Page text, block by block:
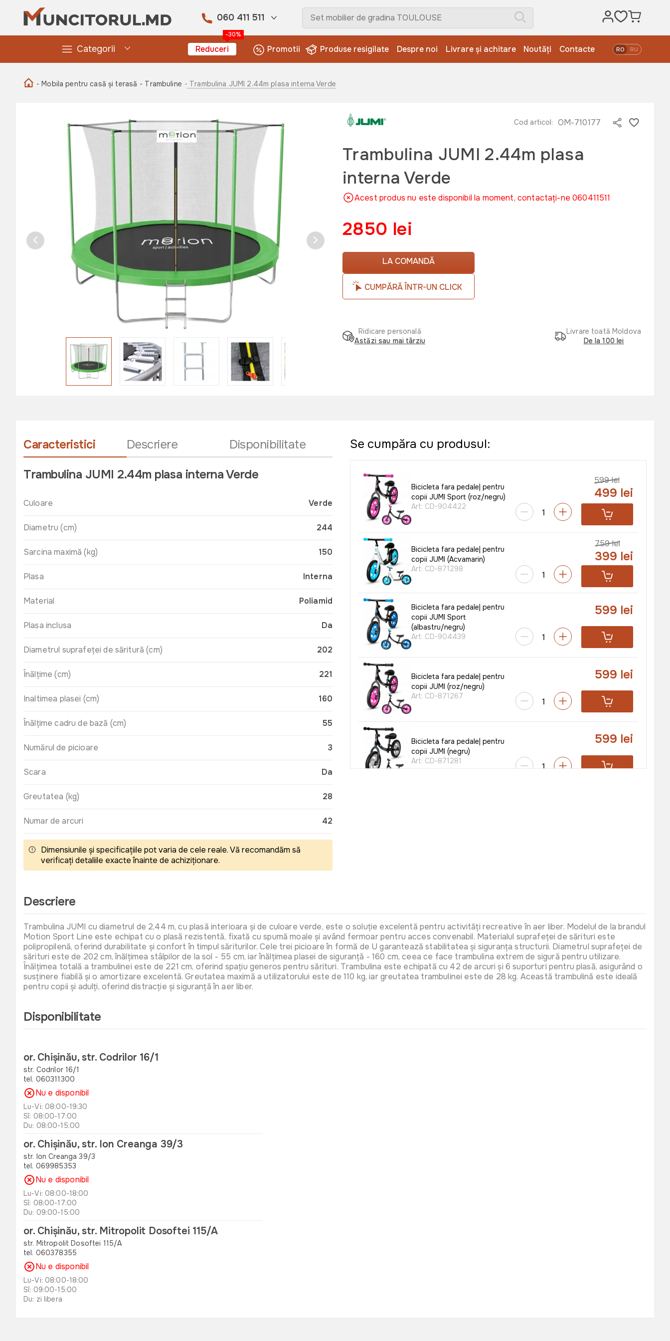
060 411 511
Categorii
-30%
Reduceri Promotii Produse resigilate Despre noi Livrare și achitare Noutăți Contacte RO RU
- Mobila pentru casă și terasă - Trambuline - Trambulina JUMI 2.44m plasa interna Verde
Cod articol: OM-710177
Trambulina JUMI 2.44m plasa
interna Verde
Acest produs nu este disponibil la moment, contactați-ne 060411511
2850 lei
LA COMANDĂ
CUMPĂRĂ ÎNTR-UN CLICK
Ridicare personală
Astăzi sau mai târziu
Livrare toată Moldova
De la 100 lei
Caracteristici Descriere
Disponibilitate
Trambulina JUMI 2.44m plasa interna Verde
Culoare Verde
Diametru (cm) 244
Sarcina maximă (kg) 150
Plasa Interna
Material Poliamid
Plasa inclusa Da
Diametrul suprafeței de săritură (cm) 202
Înălțime (cm) 221
Inaltimea plasei (cm) 160
Înălțime cadru de bază (cm) 55
Numărul de picioare 3
Scara Da
Greutatea (kg) 28
Numar de arcuri 42
Dimensiunile și specificațiile pot varia de cele reale. Vă recomandăm să
verificați detaliile exacte înainte de achiziționare.
Se cumpăra cu produsul:
Bicicleta fara pedale| pentru
copii JUMI Sport (roz/negru)
Art: CD-904422
599 lei
499 lei
Bicicleta fara pedale| pentru
copii JUMI (Acvamarin)
Art: CD-871298
759 lei
399 lei
Bicicleta fara pedale| pentru
copii JUMI Sport
(albastru/negru)
Art: CD-904439
599 lei
Bicicleta fara pedale| pentru
copii JUMI (roz/negru)
Art: CD-871267
599 lei
Bicicleta fara pedale| pentru
copii JUMI (negru)
Art: CD-871281
599 lei
Descriere
Trambulina JUMI cu diametrul de 2,44 m, cu plasă interioara și de culoare verde, este o soluție excelentă pentru activități recreative în aer liber. Modelul de la brandul
Motion Sport Line este echipat cu o plasă rezistentă, fixată cu spumă moale și având fermoar pentru acces convenabil. Materialul suprafeței de sărituri este
polipropilenă, oferind durabilitate și confort în timpul săriturilor. Cele trei picioare în formă de U garantează stabilitatea și siguranța structurii. Diametrul suprafeței de
sărituri este de 202 cm, înălțimea stâlpilor de la sol - 55 cm, iar înălțimea plasei de siguranță - 160 cm, ceea ce face trambulina extrem de sigură pentru utilizare.
Înălțimea totală a trambulinei este de 221 cm, oferind spațiu generos pentru sărituri. Trambulina este echipată cu 42 de arcuri și 6 suporturi pentru plasă, asigurând o
susținere fiabilă și o amortizare excelentă. Greutatea maximă a utilizatorului este de 110 kg, iar greutatea trambulinei este de 28 kg. Această trambulină este ideală
pentru copii și adulți, oferind distracție și siguranță în aer liber.
Disponibilitate
or. Chișinău, str. Codrilor 16/1
str. Codrilor 16/1
tel. 060311300
Nu e disponibil
Lu-Vi: 08:00-19:30
Sî: 08:00-17:00
Du: 08:00-15:00
or. Chișinău, str. Ion Creanga 39/3
str. Ion Creanga 39/3
tel. 069985353
Nu e disponibil
Lu-Vi: 08:00-18:00
Sî: 08:00-17:00
Du: 09:00-15:00
or. Chișinău, str. Mitropolit Dosoftei 115/A
str. Mitropolit Dosoftei 115/A
tel. 060378355
Nu e disponibil
Lu-Vi: 08:00-18:00
Sî: 09:00-15:00
Du: zi libera